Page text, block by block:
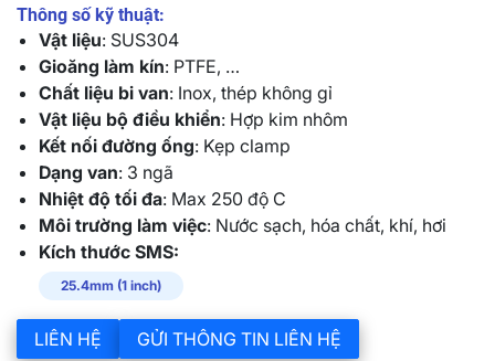
Thông số kỹ thuật:
Vật liệu: SUS304
Gioăng làm kín: PTFE, …
Chất liệu bi van: Inox, thép không gỉ
Vật liệu bộ điều khiển: Hợp kim nhôm
Kết nối đường ống: Kẹp clamp
Dạng van: 3 ngã
Nhiệt độ tối đa: Max 250 độ C
Môi trường làm việc: Nước sạch, hóa chất, khí, hơi
Kích thước SMS:
25.4mm (1 inch)
LIÊN HỆ GỬI THÔNG TIN LIÊN HỆ